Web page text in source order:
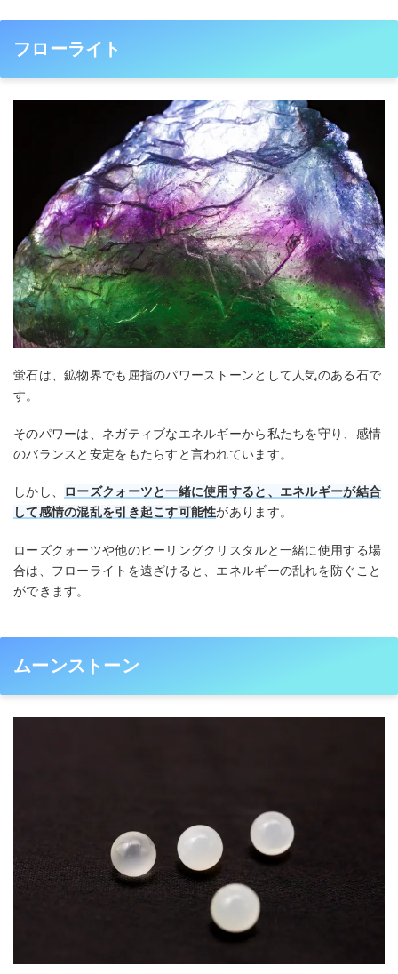
フローライト
蛍石は、鉱物界でも屈指のパワーストーンとして人気のある石で
す。
そのパワーは、ネガティブなエネルギーから私たちを守り、感情
のバランスと安定をもたらすと言われています。
しかし、
ローズクォーツと一緒に使用すると、エネルギーが結合
して感情の混乱を引き起こす可能性があります。
ローズクォーツや他のヒーリングクリスタルと一緒に使用する場
合は、フローライトを遠ざけると、エネルギーの乱れを防ぐこと
ができます。
ムーンストーン